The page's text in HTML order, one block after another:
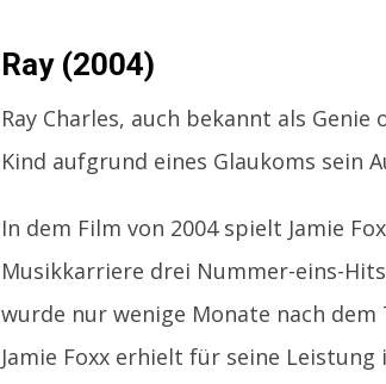
Ray (2004)
Ray Charles, auch bekannt als
Kind aufgrund eines Glaukoms sein
In dem Film von 2004 spielt Jamie
Musikkarriere drei Nummer-eins-
wurde nur wenige Monate nach
Jamie Foxx erhielt für seine